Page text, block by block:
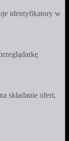
identyfikatory w
składanie ofert,